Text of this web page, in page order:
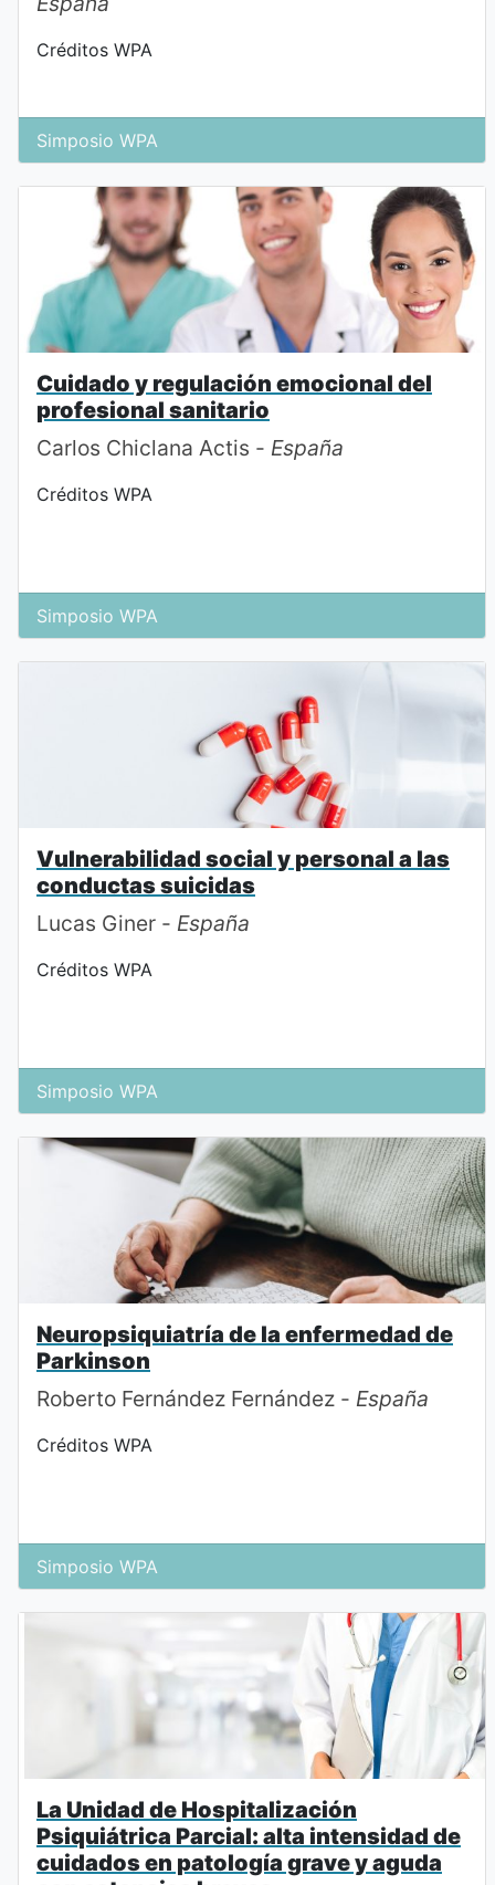
Créditos WPA
Simposio WPA
Cuidado y regulación emocional del
profesional sanitario
Carlos Chiclana Actis - España
Créditos WPA
Simposio WPA
Vulnerabilidad social y personal a las
conductas suicidas
Lucas Giner - España
Créditos WPA
Simposio WPA
Neuropsiquiatría de la enfermedad de
Parkinson
Roberto Fernández Fernández - España
Créditos WPA
Simposio WPA
La Unidad de Hospitalización
Psiquiátrica Parcial: alta intensidad de
cuidados en patología grave y aguda